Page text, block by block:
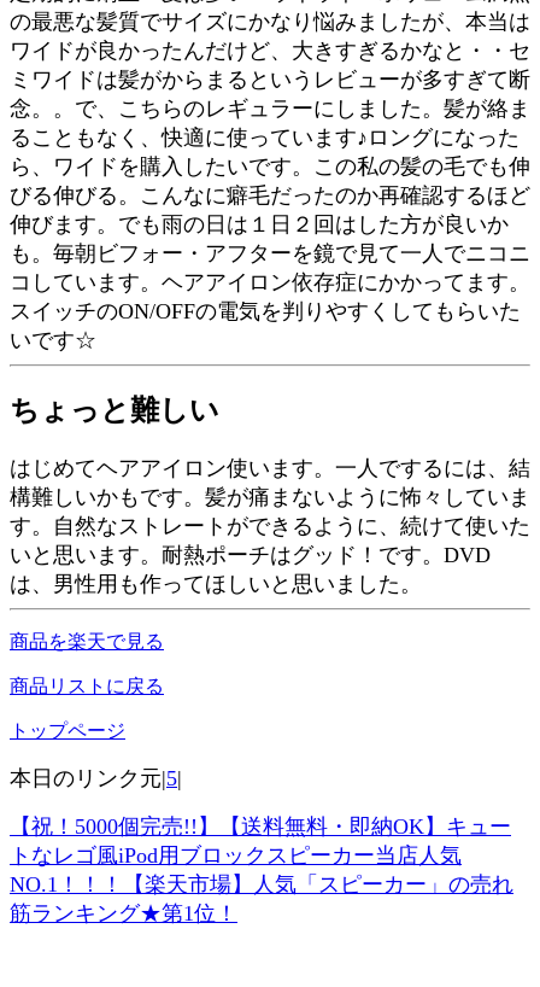
の最悪な髪質でサイズにかなり悩みましたが、本当は
ワイドが良かったんだけど、大きすぎるかなと・・セ
ミワイドは髪がからまるというレビューが多すぎて断
念。。で、こちらのレギュラーにしました。髪が絡ま
ることもなく、快適に使っています♪ロングになった
ら、ワイドを購入したいです。この私の髪の毛でも伸
びる伸びる。こんなに癖毛だったのか再確認するほど
伸びます。でも雨の日は１日２回はした方が良いか
も。毎朝ビフォー・アフターを鏡で見て一人でニコニ
コしています。ヘアアイロン依存症にかかってます。
スイッチのON/OFFの電気を判りやすくしてもらいた
いです☆
ちょっと難しい
はじめてヘアアイロン使います。一人でするには、結
構難しいかもです。髪が痛まないように怖々していま
す。自然なストレートができるように、続けて使いた
いと思います。耐熱ポーチはグッド！です。DVD
は、男性用も作ってほしいと思いました。
商品を楽天で見る
商品リストに戻る
トップページ
本日のリンク元|5|
【祝！5000個完売!!】【送料無料・即納OK】キュー
トなレゴ風iPod用ブロックスピーカー当店人気
NO.1！！！【楽天市場】人気「スピーカー」の売れ
筋ランキング★第1位！